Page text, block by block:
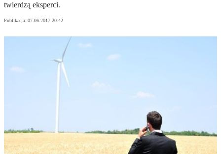
twierdzą eksperci.
Publikacja: 07.06.2017 20:42